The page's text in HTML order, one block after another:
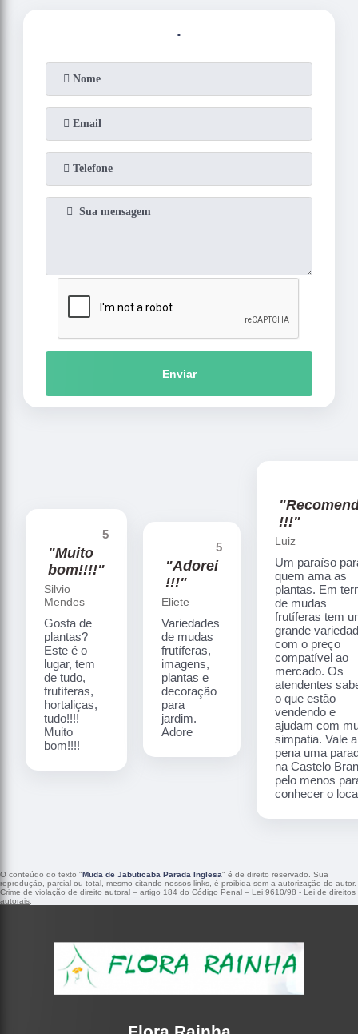
.
Enviar
5
"Muito
bom!!!!"
Silvio
Mendes
Gosta de
plantas?
Este é o
lugar, tem
de tudo,
frutíferas,
hortaliças,
tudo!!!!
Muito
bom!!!!
5
"Adorei
!!!"
Eliete
Variedades
de mudas
frutíferas,
imagens,
plantas e
decoração
para
jardim.
Adore
!!!"
Luiz
Um paraíso
quem ama as
plantas. Em
de mudas
frutíferas tem
grande
com o preço
compatível ao
mercado. Os
atendentes
o que estão
vendendo e
ajudam com
simpatia. Vale a
pena uma
na Castelo
pelo menos
conhecer o
O conteúdo do texto "Muda de Jabuticaba Parada Inglesa" é de direito reservado. Sua
reprodução, parcial ou total, mesmo citando nossos links, é proibida sem a autorização do autor.
Crime de violação de direito autoral – artigo 184 do Código Penal – Lei 9610/98 - Lei de direitos
autorais